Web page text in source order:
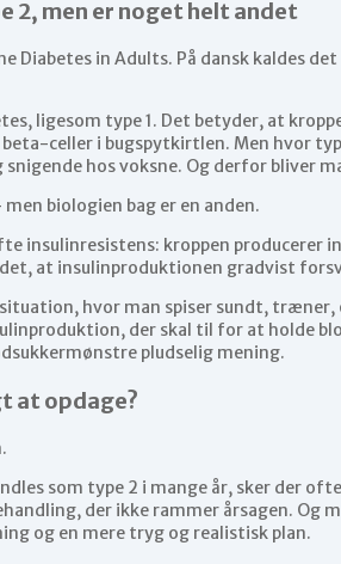
2, men er noget helt andet
Diabetes in Adults. På dansk kaldes
ligesom type 1. Det betyder, at
beta-celler i bugspytkirtlen. Men hvor
hos voksne. Og derfor bliver
biologien bag er en anden.
insulinresistens: kroppen producerer
at insulinproduktionen gradvist
hvor man spiser sundt,
der skal til for at holde
pludselig mening.
at opdage?
som type 2 i mange år, sker der
der ikke rammer årsagen. Og
og en mere tryg og realistisk plan.